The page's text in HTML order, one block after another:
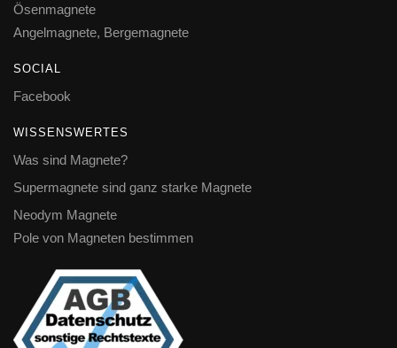
Ösenmagnete
Angelmagnete, Bergemagnete
SOCIAL
Facebook
WISSENSWERTES
Was sind Magnete?
Supermagnete sind ganz starke Magnete
Neodym Magnete
Pole von Magneten bestimmen